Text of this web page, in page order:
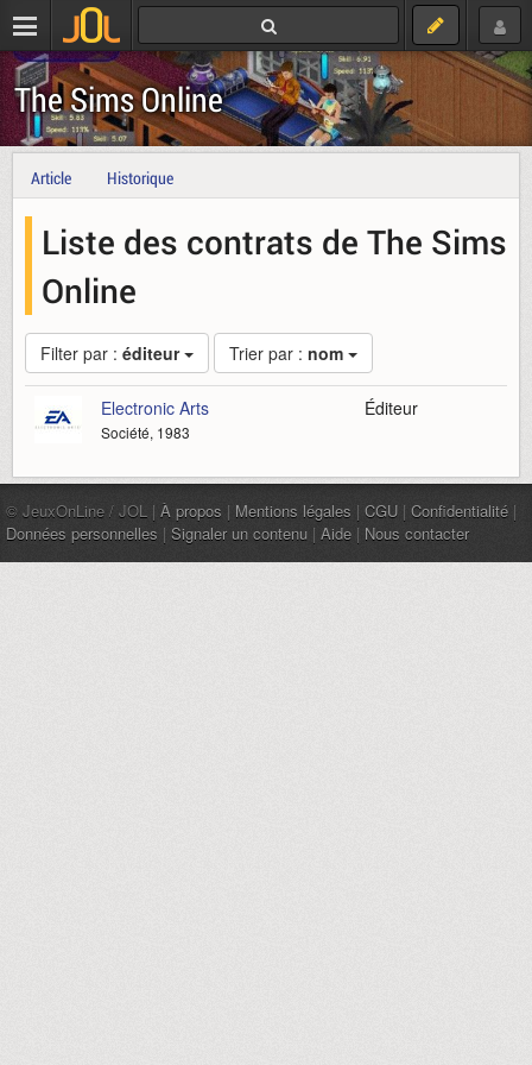
The Sims Online
Article Historique
Liste des contrats de The Sims
Online
Filter par : éditeur Trier par : nom
Electronic Arts
Société, 1983
Éditeur
© JeuxOnLine / JOL | À propos | Mentions légales | CGU | Confidentialité |
Données personnelles | Signaler un contenu | Aide | Nous contacter